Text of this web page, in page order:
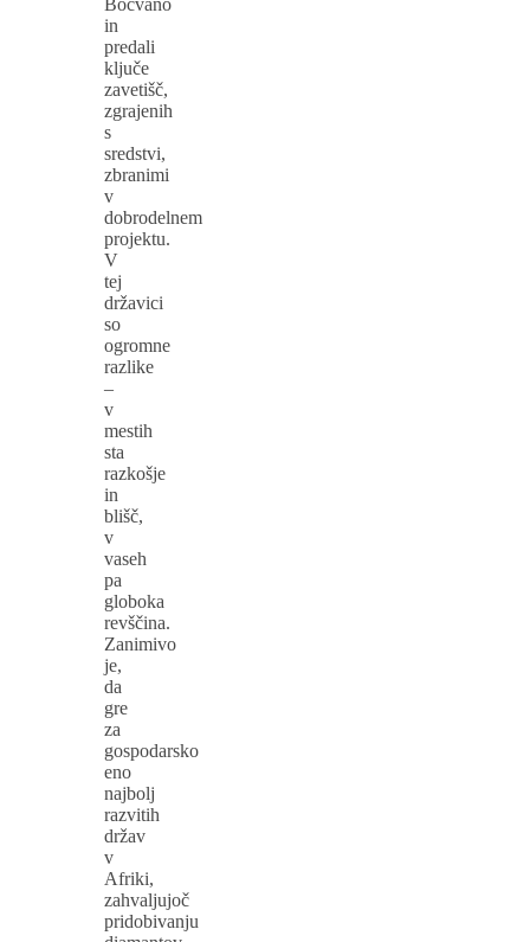
Bocvano
in
predali
ključe
zavetišč,
zgrajenih
s
sredstvi,
zbranimi
v
dobrodelnem
projektu.
V
tej
državici
so
ogromne
razlike
–
v
mestih
sta
razkošje
in
blišč,
v
vaseh
pa
globoka
revščina.
Zanimivo
je,
da
gre
za
gospodarsko
eno
najbolj
razvitih
držav
v
Afriki,
zahvaljujoč
pridobivanju